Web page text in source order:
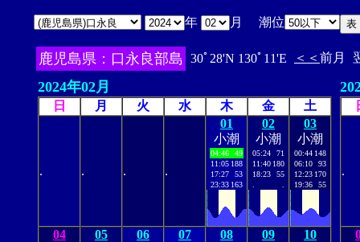
年 月 潮位
鹿児島県：口永良部島 30ﾟ28'N 130ﾟ11'E ＜＜ 前月
2024年02月
日 月 火 水 木 金 土
. . . .
01
小潮
04:46
49
11:05 188
17:27
53
23:33 163
02
小潮
05:24
71
11:40 180
18:23
55
03
小潮
00:44 148
06:10
93
12:23 170
19:36
55
04
05
06
07
08
09
10
.